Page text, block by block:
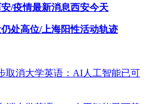
/疫情最新消息西安今天
仍处高位/上海阳性活动轨迹